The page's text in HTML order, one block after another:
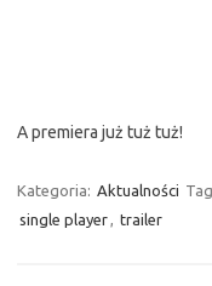
A premiera już tuż tuż!
Kategoria: Aktualności
single player
trailer